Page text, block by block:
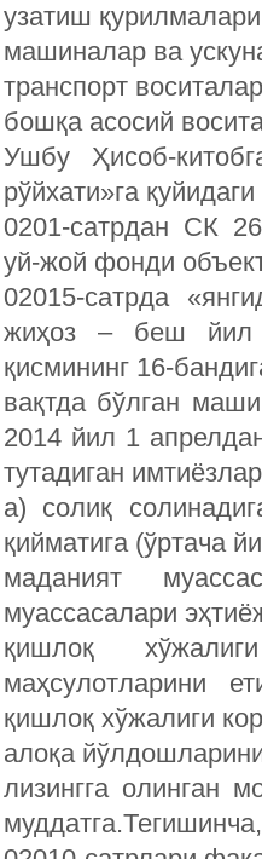
узатиш
машиналар ва
транспорт
бошқа асосий
Ушбу Ҳисоб-
рўйхати»га
0201-сатрдан СК
уй-жой фонди
02015-сатрда
жиҳоз – беш йил
қисмининг 16-
вақтда бўлган
2014 йил 1
тутадиган
а) солиқ
қийматига (ўртача
маданият
муассасалари
қишлоқ
маҳсулотларини
қишлоқ хўжалиги
алоқа
лизингга олинган